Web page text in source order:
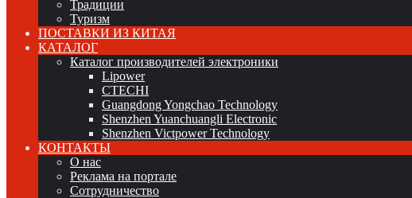
Традиции
Туризм
ПОСТАВКИ ИЗ КИТАЯ
КАТАЛОГ
Каталог производителей электроники
Lipower
CTECHI
Guangdong Yongchao Technology
Shenzhen Yuanchuangli Electronic
Shenzhen Victpower Technology
КОНТАКТЫ
О нас
Реклама на портале
Сотрудничество